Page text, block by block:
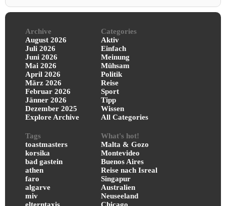
Archive
August 2026
Juli 2026
Juni 2026
Mai 2026
April 2026
März 2026
Februar 2026
Jänner 2026
Dezember 2025
Explore Archive
Categories
Aktiv
Einfach
Meinung
Mühsam
Politik
Reise
Sport
Tipp
Wissen
All Categories
Tags
toastmasters
korsika
bad gastein
athen
faro
algarve
miv
What's hot!
Malta & Gozo
Montevideo
Buenos Aires
Reise nach Isreal
Singapur
Australien
Neuseeland